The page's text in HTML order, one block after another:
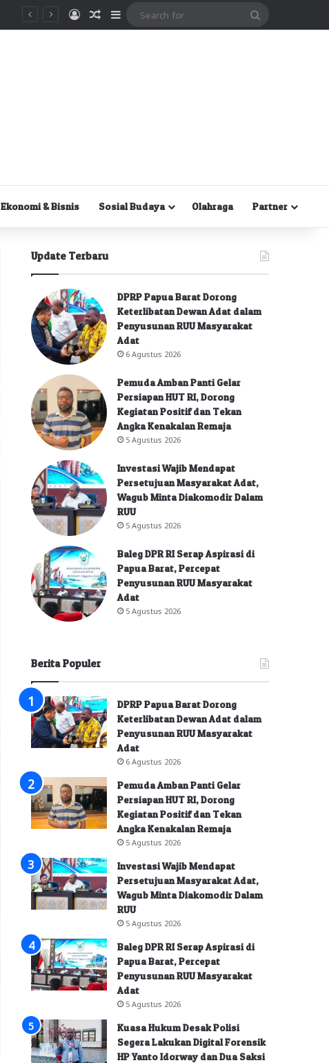
MasukRandom Article
Sidebar
Ekonomi & Bisnis Sosial Budaya Olahraga Partner
Update Terbaru
DPRP Papua Barat Dorong
Keterlibatan Dewan Adat dalam
Penyusunan RUU Masyarakat
Adat
6 Agustus 2026
Pemuda Amban Panti Gelar
Persiapan HUT RI, Dorong
Kegiatan Positif dan Tekan
Angka Kenakalan Remaja
5 Agustus 2026
Investasi Wajib Mendapat
Persetujuan Masyarakat Adat,
Wagub Minta Diakomodir Dalam
RUU
5 Agustus 2026
Baleg DPR RI Serap Aspirasi di
Papua Barat, Percepat
Penyusunan RUU Masyarakat
Adat
5 Agustus 2026
Berita Populer
DPRP Papua Barat Dorong
Keterlibatan Dewan Adat dalam
Penyusunan RUU Masyarakat
Adat
6 Agustus 2026
Pemuda Amban Panti Gelar
Persiapan HUT RI, Dorong
Kegiatan Positif dan Tekan
Angka Kenakalan Remaja
5 Agustus 2026
Investasi Wajib Mendapat
Persetujuan Masyarakat Adat,
Wagub Minta Diakomodir Dalam
RUU
5 Agustus 2026
Baleg DPR RI Serap Aspirasi di
Papua Barat, Percepat
Penyusunan RUU Masyarakat
Adat
5 Agustus 2026
Kuasa Hukum Desak Polisi
Segera Lakukan Digital Forensik
HP Yanto Idorway dan Dua Saksi